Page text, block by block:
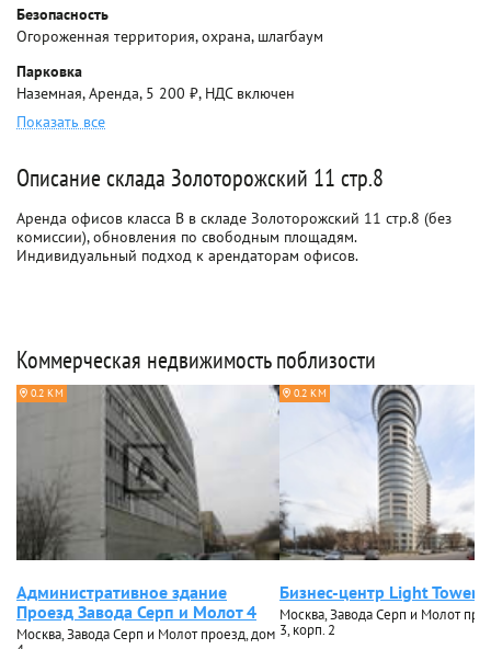
Безопасность
Огороженная территория, охрана, шлагбаум
Парковка
Наземная, Аренда, 5 200 ₽, НДС включен
Показать все
Описание склада Золоторожский 11 стр.8
Аренда офисов класса B в складе Золоторожский 11 стр.8 (без
комиссии), обновления по свободным площадям.
Индивидуальный подход к арендаторам офисов.
Коммерческая недвижимость поблизости
0.2 КМ
Административное здание
Проезд Завода Серп и Молот 4
Москва, Завода Серп и Молот проезд, дом
0.2 КМ
Бизнес-центр Light Tower
Москва, Завода Серп и Молот
3, корп. 2